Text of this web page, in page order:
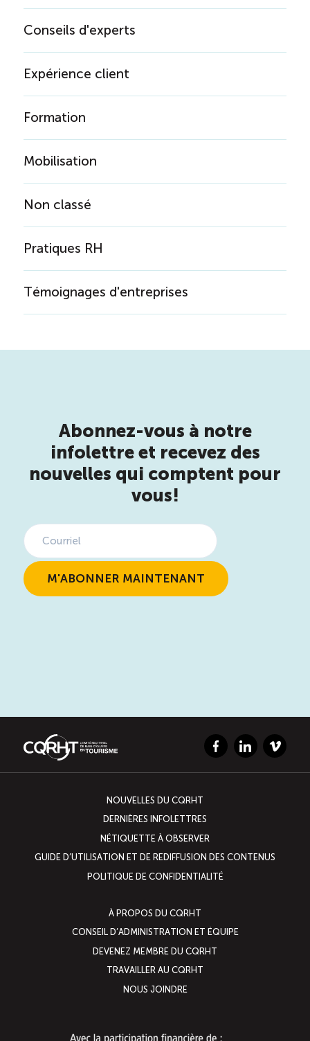
Conseils d'experts
Expérience client
Formation
Mobilisation
Non classé
Pratiques RH
Témoignages d'entreprises
Abonnez-vous à notre
infolettre et recevez des
nouvelles qui comptent pour
vous!
FacebookLinkedInVimeo
NOUVELLES DU CQRHT
DERNIÈRES INFOLETTRES
NÉTIQUETTE À OBSERVER
GUIDE D’UTILISATION ET DE REDIFFUSION DES CONTENUS
POLITIQUE DE CONFIDENTIALITÉ
À PROPOS DU CQRHT
CONSEIL D’ADMINISTRATION ET ÉQUIPE
DEVENEZ MEMBRE DU CQRHT
TRAVAILLER AU CQRHT
NOUS JOINDRE